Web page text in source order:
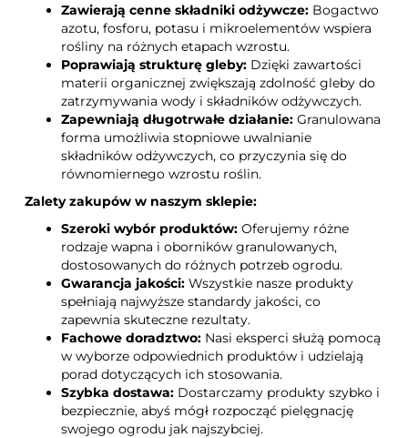
Zawierają cenne składniki odżywcze: Bogactwo
azotu, fosforu, potasu i mikroelementów wspiera
rośliny na różnych etapach wzrostu.
Poprawiają strukturę gleby: Dzięki zawartości
materii organicznej zwiększają zdolność gleby do
zatrzymywania wody i składników odżywczych.
Zapewniają długotrwałe działanie: Granulowana
forma umożliwia stopniowe uwalnianie
składników odżywczych, co przyczynia się do
równomiernego wzrostu roślin.
Zalety zakupów w naszym sklepie:
Szeroki wybór produktów: Oferujemy różne
rodzaje wapna i oborników granulowanych,
dostosowanych do różnych potrzeb ogrodu.
Gwarancja jakości: Wszystkie nasze produkty
spełniają najwyższe standardy jakości, co
zapewnia skuteczne rezultaty.
Fachowe doradztwo: Nasi eksperci służą pomocą
w wyborze odpowiednich produktów i udzielają
porad dotyczących ich stosowania.
Szybka dostawa: Dostarczamy produkty szybko i
bezpiecznie, abyś mógł rozpocząć pielęgnację
swojego ogrodu jak najszybciej.